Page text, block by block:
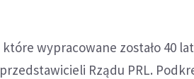
wypracowane zostało 40
Rządu PRL.